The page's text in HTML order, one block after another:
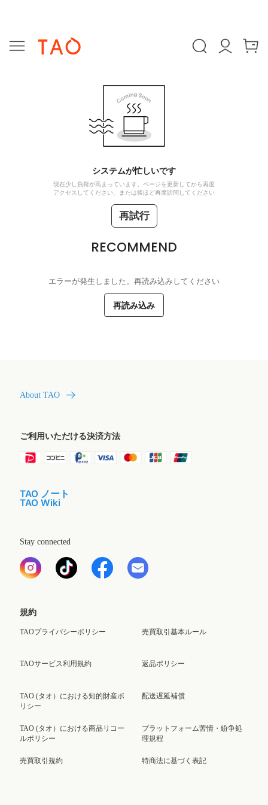
システムが忙しいです
現在少し負荷が高まっています。ページを更新してから再度
アクセスしてください、または後ほど再度訪問してください
再試行
RECOMMEND
エラーが発生しました。再読み込みしてください
再読み込み
About TAO
ご利用いただける決済方法
TAO ノート
TAO Wiki
Stay connected
規約
TAOプライバシーポリシー
TAOサービス利用規約
TAO (タオ）における知的財産ポ
リシー
TAO (タオ）における商品リコー
ルポリシー
売買取引規約
売買取引基本ルール
返品ポリシー
配送遅延補償
プラットフォーム苦情・紛争処
理規程
特商法に基づく表記